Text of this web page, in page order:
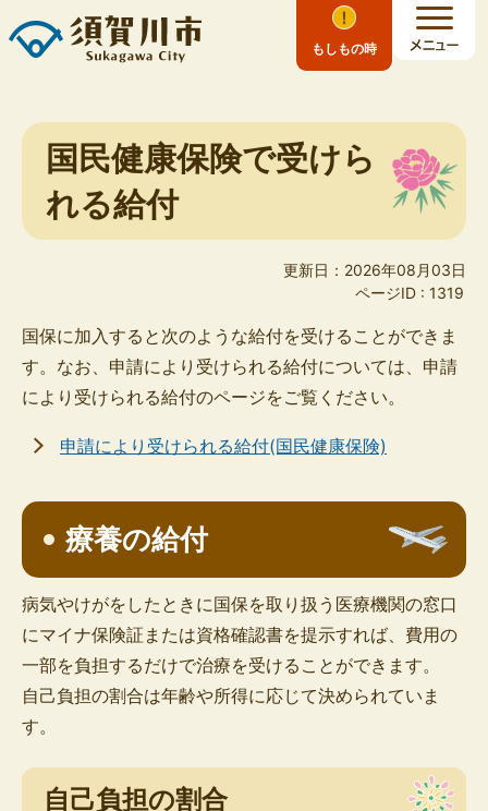
もしもの時
国民健康保険で受けら
れる給付
更新日：2026年08月03日
ページID : 1319
国保に加入すると次のような給付を受けることができま
す。なお、申請により受けられる給付については、申請
により受けられる給付のページをご覧ください。
申請により受けられる給付(国民健康保険)
療養の給付
病気やけがをしたときに国保を取り扱う医療機関の窓口
にマイナ保険証または資格確認書を提示すれば、費用の
一部を負担するだけで治療を受けることができます。
自己負担の割合は年齢や所得に応じて決められていま
す。
自己負担の割合